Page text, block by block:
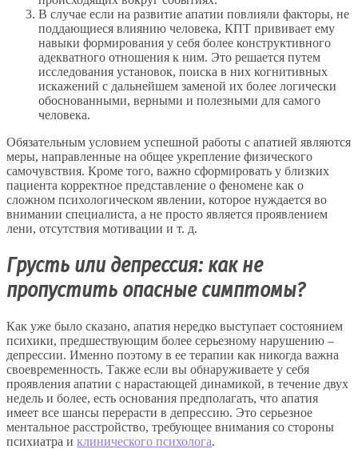
В случае если на развитие апатии повлияли факторы, не
поддающиеся влиянию человека, КПТ прививает ему
навыки формирования у себя более конструктивного
адекватного отношения к ним. Это решается путем
исследования установок, поиска в них когнитивных
искажений с дальнейшем заменой их более логически
обоснованными, верными и полезными для самого
человека.
Обязательным условием успешной работы с апатией являются
меры, направленные на общее укрепление физического
самочувствия. Кроме того, важно сформировать у близких
пациента корректное представление о феномене как о
сложном психологическом явлении, которое нуждается во
внимании специалиста, а не просто является проявлением
лени, отсутствия мотивации и т. д.
Грусть или депрессия: как не
пропустить опасные симптомы?
Как уже было сказано, апатия нередко выступает состоянием
психики, предшествующим более серьезному нарушению –
депрессии. Именно поэтому в ее терапии как никогда важна
своевременность. Также если вы обнаруживаете у себя
проявления апатии с нарастающей динамикой, в течение двух
недель и более, есть основания предполагать, что апатия
имеет все шансы перерасти в депрессию. Это серьезное
ментальное расстройство, требующее внимания со стороны
психиатра и клинического психолога.